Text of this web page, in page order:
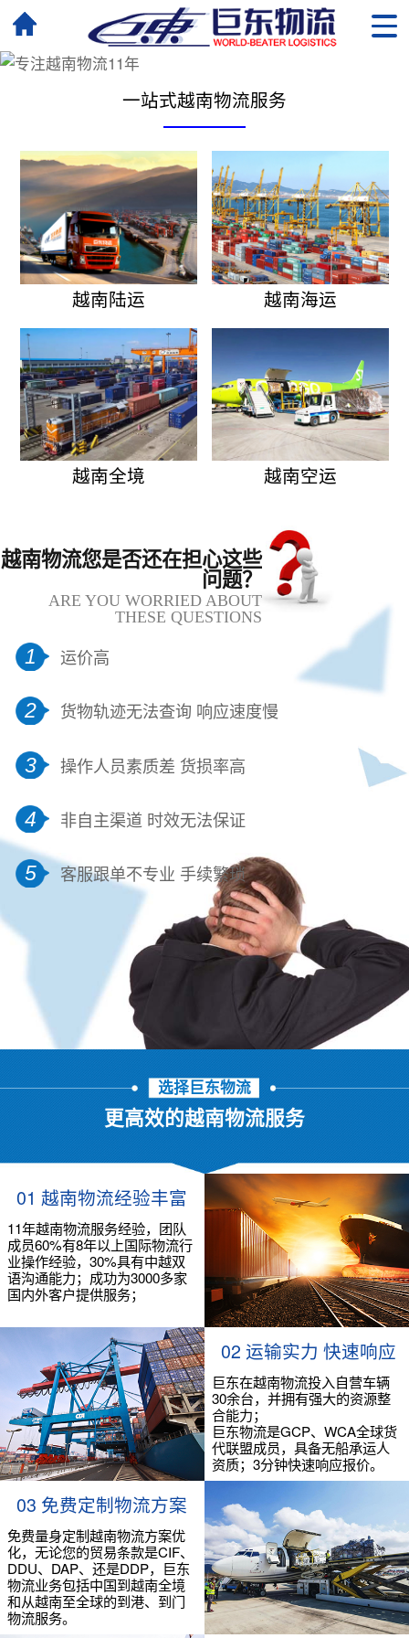
一站式越南物流服务
越南陆运 越南海运
越南全境 越南空运
越南物流您是否还在担心这些
问题？
ARE YOU WORRIED ABOUT
THESE QUESTIONS
1 运价高
2 货物轨迹无法查询 响应速度慢
3 操作人员素质差 货损率高
4 非自主渠道 时效无法保证
5 客服跟单不专业 手续繁琐
选择巨东物流
更高效的越南物流服务
01 越南物流经验丰富
11年越南物流服务经验，团队
成员60%有8年以上国际物流行
业操作经验，30%具有中越双
语沟通能力；成功为3000多家
国内外客户提供服务；
02 运输实力 快速响应
巨东在越南物流投入自营车辆
30余台，并拥有强大的资源整
合能力；
巨东物流是GCP、WCA全球货
代联盟成员，具备无船承运人
资质；3分钟快速响应报价。
03 免费定制物流方案
免费量身定制越南物流方案优
化，无论您的贸易条款是CIF、
DDU、DAP、还是DDP，巨东
物流业务包括中国到越南全境
和从越南至全球的到港、到门
物流服务。